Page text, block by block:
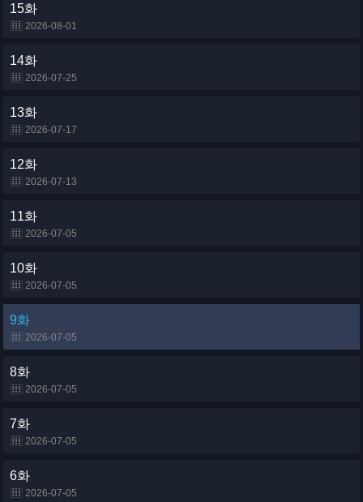
15화
2026-08-01
14화
2026-07-25
13화
2026-07-17
12화
2026-07-13
11화
2026-07-05
10화
2026-07-05
9화
2026-07-05
8화
2026-07-05
7화
2026-07-05
6화
2026-07-05